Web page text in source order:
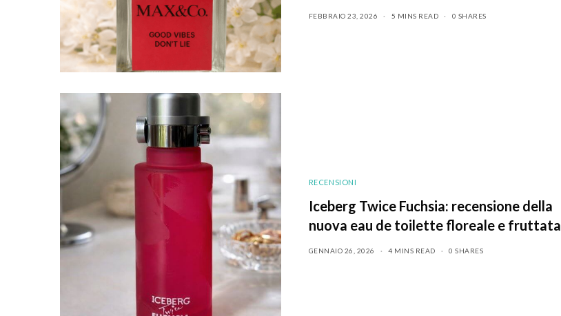
FEBBRAIO 23, 2026 5 MINS READ 0 SHARES
RECENSIONI
Iceberg Twice Fuchsia: recensione della
nuova eau de toilette floreale e fruttata
GENNAIO 26, 2026 4 MINS READ 0 SHARES